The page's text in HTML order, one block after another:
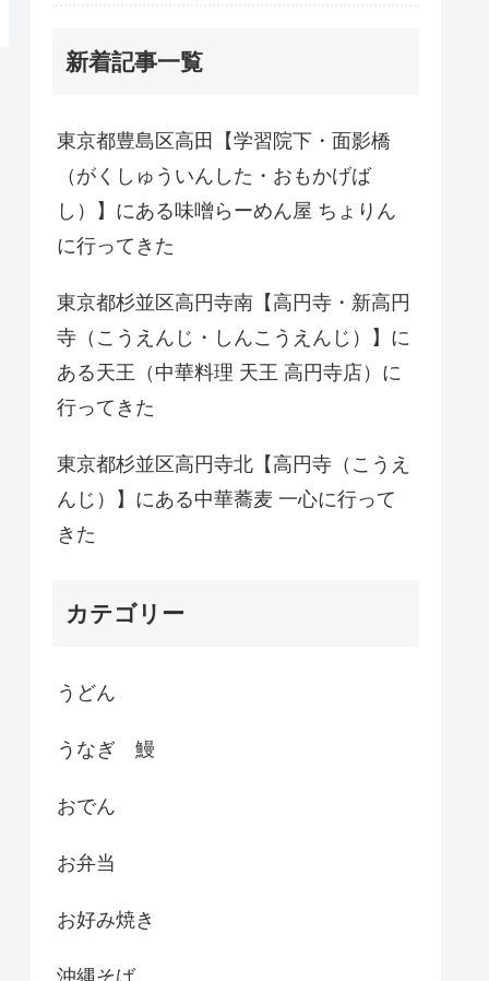
新着記事一覧
東京都豊島区高田【学習院下・面影橋
（がくしゅういんした・おもかげば
し）】にある味噌らーめん屋 ちょりん
に行ってきた
東京都杉並区高円寺南【高円寺・新高円
寺（こうえんじ・しんこうえんじ）】に
ある天王（中華料理 天王 高円寺店）に
行ってきた
東京都杉並区高円寺北【高円寺（こうえ
んじ）】にある中華蕎麦 一心に行って
きた
カテゴリー
うどん
うなぎ 鰻
おでん
お弁当
お好み焼き
沖縄そば